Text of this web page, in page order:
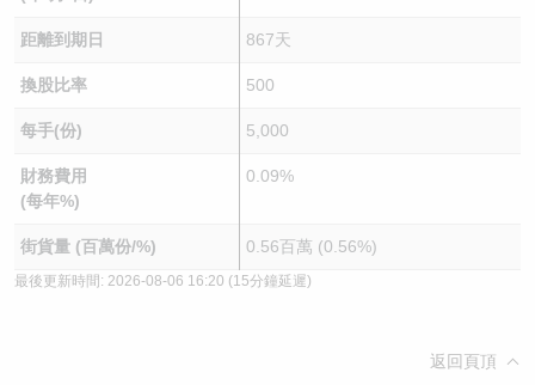
距離到期日 867天
換股比率 500
每手(份) 5,000
財務費用
(每年%)
0.09%
街貨量 (百萬份/%) 0.56百萬 (0.56%)
最後更新時間: 2026-08-06 16:20 (15分鐘延遲)
返回頁頂